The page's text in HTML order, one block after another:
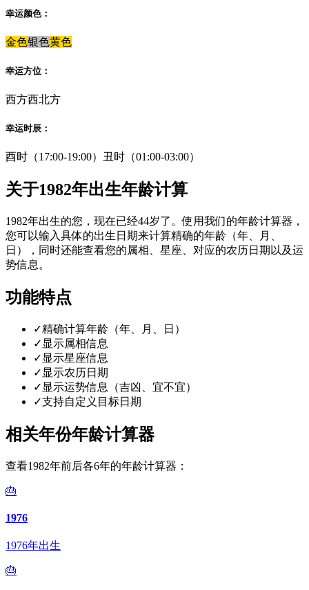
幸运颜色：
金色银色黄色
幸运方位：
西方西北方
幸运时辰：
酉时（17:00-19:00） 丑时（01:00-03:00）
关于1982年出生年龄计算
1982年出生的您，现在已经44岁了。使用我们的年龄计算器，
您可以输入具体的出生日期来计算精确的年龄（年、月、
日），同时还能查看您的属相、星座、对应的农历日期以及运
势信息。
功能特点
✓精确计算年龄（年、月、日）
✓ 显示属相信息
✓ 显示星座信息
✓ 显示农历日期
✓ 显示运势信息（吉凶、宜不宜）
✓支持自定义目标日期
相关年份年龄计算器
查看1982年前后各6年的年龄计算器：
🎂
1976
1976年出生
🎂